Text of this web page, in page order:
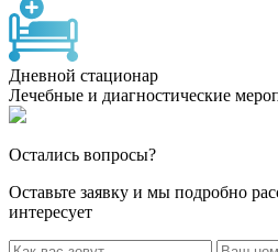
Дневной стационар
Лечебные и диагностические
Остались вопросы?
Оставьте заявку и мы подробно
интересует